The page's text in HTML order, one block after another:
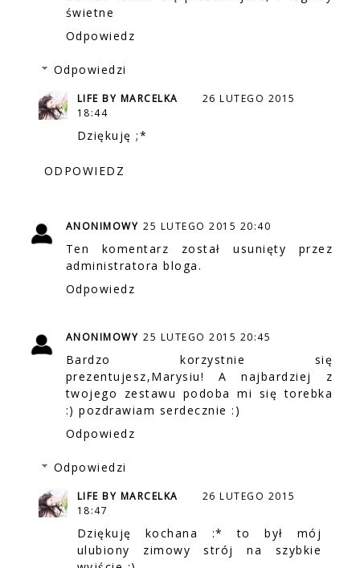
świetne
Odpowiedz
Odpowiedzi
LIFE BY MARCELKA
26 LUTEGO 2015
18:44
Dziękuję ;*
ODPOWIEDZ
ANONIMOWY 25 LUTEGO 2015 20:40
Ten komentarz został usunięty przez
administratora bloga.
Odpowiedz
ANONIMOWY 25 LUTEGO 2015 20:45
Bardzo korzystnie się
prezentujesz,Marysiu! A najbardziej z
twojego zestawu podoba mi się torebka
:) pozdrawiam serdecznie :)
Odpowiedz
Odpowiedzi
LIFE BY MARCELKA
26 LUTEGO 2015
18:47
Dziękuję kochana :* to był mój
ulubiony zimowy strój na szybkie